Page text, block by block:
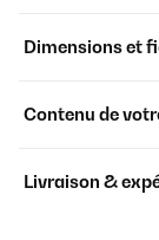
Dimensions et
Contenu de
Livraison &